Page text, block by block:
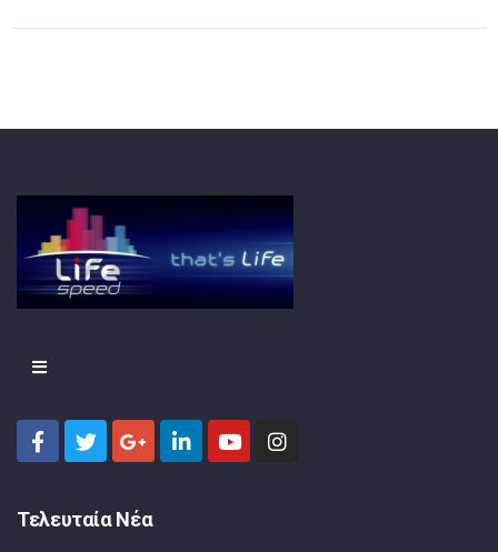
Τελευταία Νέα